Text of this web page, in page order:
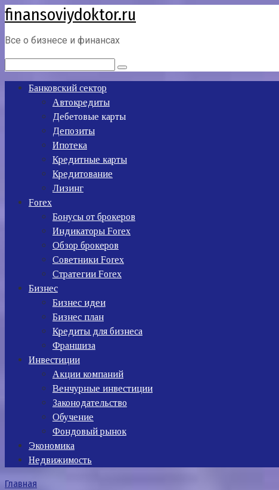
Перейти
к
контенту
finansoviydoktor.ru
Все о бизнесе и финансах
Банковский сектор
Автокредиты
Дебетовые карты
Депозиты
Ипотека
Кредитные карты
Кредитование
Лизинг
Forex
Бонусы от брокеров
Индикаторы Forex
Обзор брокеров
Советники Forex
Стратегии Forex
Бизнес
Бизнес идеи
Бизнес план
Кредиты для бизнеса
Франшиза
Инвестиции
Акции компаний
Венчурные инвестиции
Законодательство
Обучение
Фондовый рынок
Экономика
Недвижимость
Главная